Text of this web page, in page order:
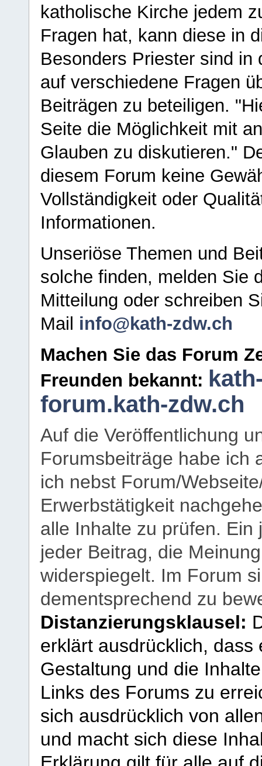
katholische Kirche jedem
Fragen hat, kann diese in
Besonders Priester sind in
auf verschiedene Fragen
Beiträgen zu beteiligen.
Seite die Möglichkeit mit
Glauben zu diskutieren."
diesem Forum keine
Vollständigkeit oder
Informationen.
Unseriöse Themen und
solche finden, melden Sie
Mitteilung oder schreiben
Mail info@kath-zdw.ch
Machen Sie das Forum
Freunden bekannt:
forum.kath-zdw.ch
Auf die Veröffentlichung
Forumsbeiträge habe ich
ich nebst Forum/
Erwerbstätigkeit
alle Inhalte zu prüfen.
jeder Beitrag, die
widerspiegelt. Im Forum
dementsprechend zu
Distanzierungsklausel:
erklärt ausdrücklich,
Gestaltung und die
Links des Forums zu
sich ausdrücklich von
und macht sich diese